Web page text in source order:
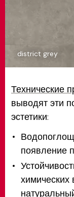
district grey
Технические
выводят эти
эстетики:
появление